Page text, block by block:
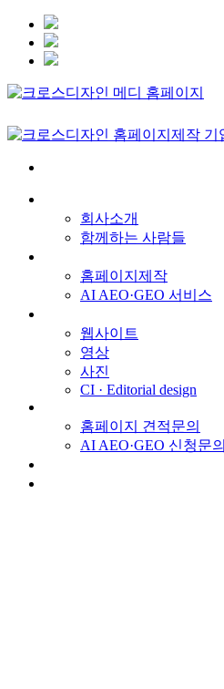
회사소개
함께하는 사람들
홈페이지제작
AI AEO·GEO 서비스
웹사이트
영상
사진
CI · Editorial design
홈페이지 견적문의
AI AEO·GEO 신청문의